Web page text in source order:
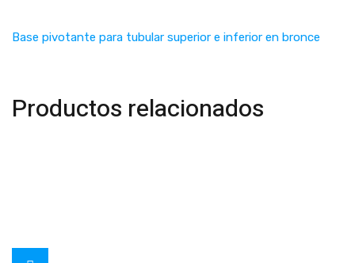
Base pivotante para tubular superior e inferior en bronce
Productos relacionados